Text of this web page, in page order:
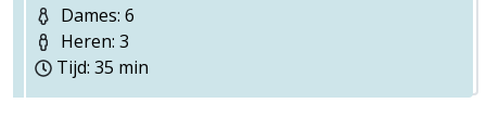
Dames: 6
Heren: 3
Tijd: 35 min